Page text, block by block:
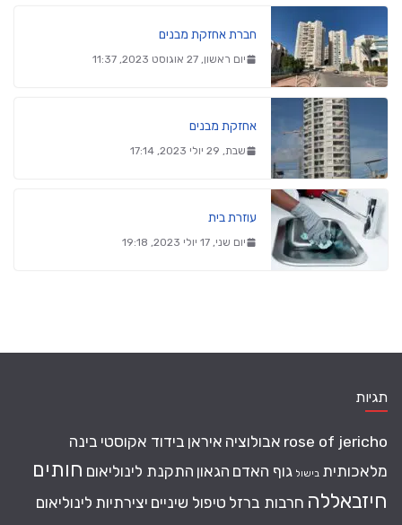
חברת אחזקת מבנים
יום ראשון, 27 אוגוסט 2023, 11:37
אחזקת מבנים
שבת, 29 יולי 2023, 17:14
עוזרת בית
יום שני, 17 יולי 2023, 19:18
תגיות
rose of jericho אבולוציה איראן בידוד אקוסטי בינה
מלאכותית בישול גוף האדם הגאון התקנת לינוליאום חותים
חיזבאללה חרבות ברזל טיפול שיניים יצירתיות לינוליאום